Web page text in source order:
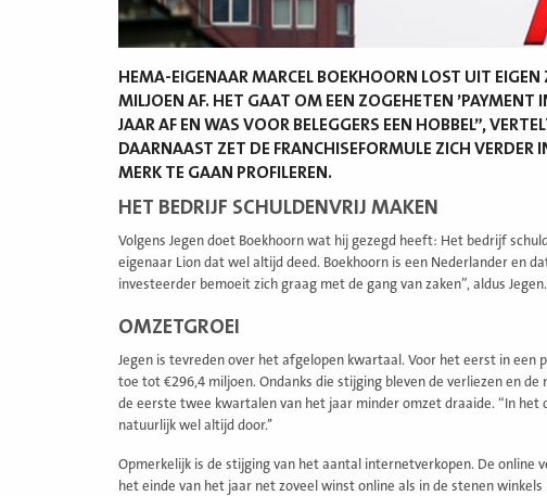
HEMA-EIGENAAR MARCEL BOEKHOORN LOST UIT
MILJOEN AF. HET GAAT OM EEN ZOGEHETEN
JAAR AF EN WAS VOOR BELEGGERS EEN HOBBEL”,
DAARNAAST ZET DE FRANCHISEFORMULE ZICH
MERK TE GAAN PROFILEREN.
HET BEDRIJF SCHULDENVRIJ MAKEN
Volgens Jegen doet Boekhoorn wat hij gezegd heeft: Het bedrijf
eigenaar Lion dat wel altijd deed. Boekhoorn is een Nederlander en
investeerder bemoeit zich graag met de gang van zaken”, aldus Jegen.
OMZETGROEI
Jegen is tevreden over het afgelopen kwartaal. Voor het eerst in
toe tot €296,4 miljoen. Ondanks die stijging bleven de verliezen en
de eerste twee kwartalen van het jaar minder omzet draaide. “In
natuurlijk wel altijd door.’’
Opmerkelijk is de stijging van het aantal internetverkopen. De online
het einde van het jaar net zoveel winst online als in de stenen